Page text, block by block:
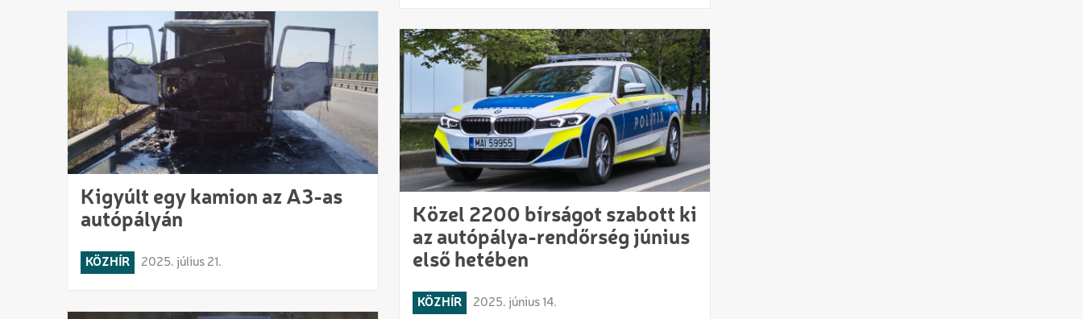
Kigyúlt egy kamion az A3-as
autópályán
KÖZHÍR 2025. július 21.
Közel 2200 bírságot szabott ki
az autópálya-rendőrség június
első hetében
KÖZHÍR 2025. június 14.